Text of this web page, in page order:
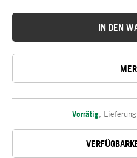
IN DEN
Vorrätig